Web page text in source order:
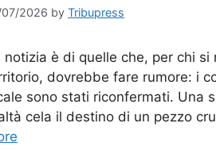
07/2026 by Tribupress
notizia è di quelle che, per chi
dovrebbe fare rumore: i
sono stati riconfermati. Una
cela il destino di un pezzo